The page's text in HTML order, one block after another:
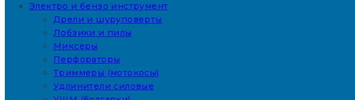
Электро и бензо инструмент
Дрели и шуруповерты
Лобзики и пилы
Миксеры
Перфораторы
Триммеры (мотокосы)
Удлинители силовые